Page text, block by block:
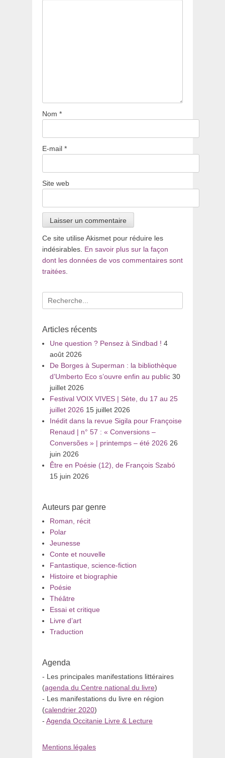
Nom *
E-mail *
Site web
Ce site utilise Akismet pour réduire les
indésirables. En savoir plus sur la façon
dont les données de vos commentaires sont
traitées
Recherche
pour
Articles récents
Une question ? Pensez à Sindbad ! 4
août 2026
De Borges à Superman : la bibliothèque
d’Umberto Eco s’ouvre enfin au public 30
juillet 2026
Festival VOIX VIVES | Sète, du 17 au 25
juillet 2026 15 juillet 2026
Inédit dans la revue Sigila pour Françoise
Renaud | n° 57 : « Conversions –
Conversões » | printemps – été 2026 26
juin 2026
Être en Poésie (12), de François Szabó
15 juin 2026
Auteurs par genre
Roman, récit
Polar
Jeunesse
Conte et nouvelle
Fantastique, science-fiction
Histoire et biographie
Poésie
Théâtre
Essai et critique
Livre d’art
Traduction
Agenda
- Les principales manifestations littéraires
(agenda du Centre national du livre)
- Les manifestations du livre en région
(calendrier 2020)
- Agenda Occitanie Livre & Lecture
Mentions légales